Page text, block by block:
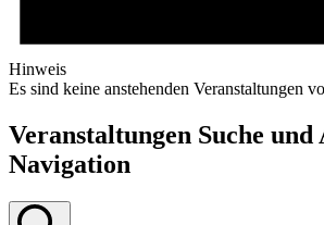
Hinweis
Es sind keine anstehenden Veranstaltungen
Veranstaltungen Suche und
Navigation